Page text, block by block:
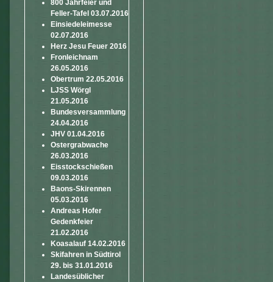
800 Jahrfeier und
Feller-Tafel 03.07.2016
Einsiedeleimesse
02.07.2016
Herz Jesu Feuer 2016
Fronleichnam
26.05.2016
Obertrum 22.05.2016
LJSS Wörgl
21.05.2016
Bundesversammlung
24.04.2016
JHV 01.04.2016
Ostergrabwache
26.03.2016
Eisstockschießen
09.03.2016
Baons-Skirennen
05.03.2016
Andreas Hofer
Gedenkfeier
21.02.2016
Koasalauf 14.02.2016
Skifahren in Südtirol
29. bis 31.01.2016
Landesüblicher